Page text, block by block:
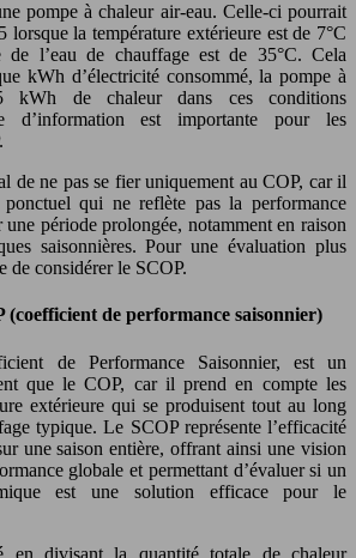
pompe à chaleur air-eau. Celle-ci pourrait
la température extérieure est de 7°C
de l’eau de chauffage est de 35°C. Cela
kWh d’électricité consommé, la pompe à
kWh de chaleur dans ces conditions
d’information est importante pour les
de ne pas se fier uniquement au COP, car il
ponctuel qui ne reflète pas la performance
une période prolongée, notamment en raison
saisonnières. Pour une évaluation plus
de considérer le SCOP.
de performance saisonnier)
de Performance Saisonnier, est un
que le COP, car il prend en compte les
extérieure qui se produisent tout au long
typique. Le SCOP représente l’efficacité
une saison entière, offrant ainsi une vision
globale et permettant d’évaluer si un
est une solution efficace pour le
en divisant la quantité totale de chaleur